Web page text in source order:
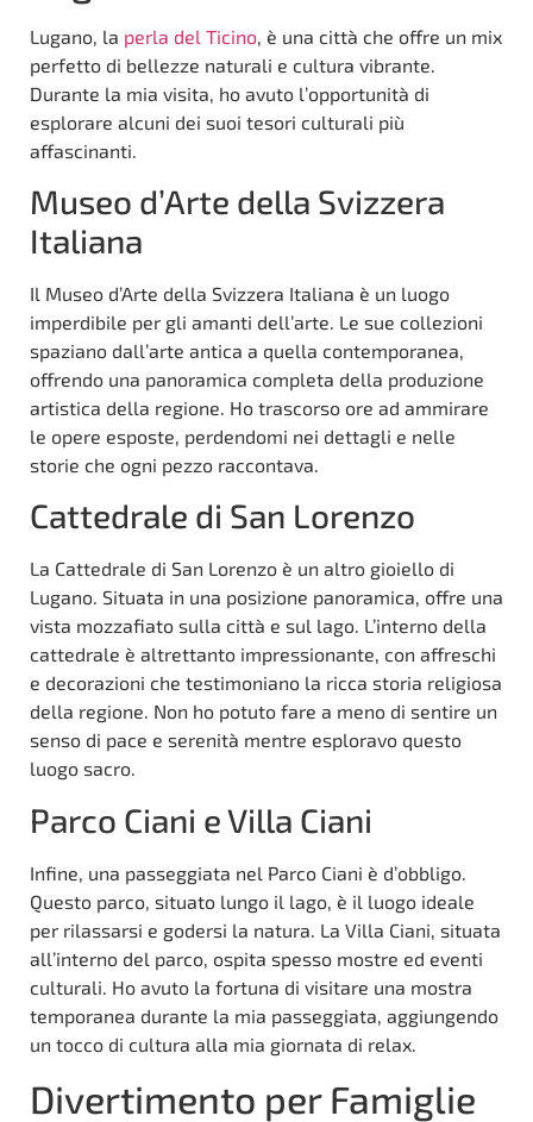
Lugano, la perla del Ticino , è una città che offre un mix
perfetto di bellezze naturali e cultura vibrante.
Durante la mia visita, ho avuto l’opportunità di
esplorare alcuni dei suoi tesori culturali più
affascinanti.
Museo d’Arte della Svizzera
Italiana
Il Museo d’Arte della Svizzera Italiana è un luogo
imperdibile per gli amanti dell’arte. Le sue collezioni
spaziano dall’arte antica a quella contemporanea,
offrendo una panoramica completa della produzione
artistica della regione. Ho trascorso ore ad ammirare
le opere esposte, perdendomi nei dettagli e nelle
storie che ogni pezzo raccontava.
Cattedrale di San Lorenzo
La Cattedrale di San Lorenzo è un altro gioiello di
Lugano. Situata in una posizione panoramica, offre una
vista mozzafiato sulla città e sul lago. L’interno della
cattedrale è altrettanto impressionante, con affreschi
e decorazioni che testimoniano la ricca storia religiosa
della regione. Non ho potuto fare a meno di sentire un
senso di pace e serenità mentre esploravo questo
luogo sacro.
Parco Ciani e Villa Ciani
Infine, una passeggiata nel Parco Ciani è d’obbligo.
Questo parco, situato lungo il lago, è il luogo ideale
per rilassarsi e godersi la natura. La Villa Ciani, situata
all’interno del parco, ospita spesso mostre ed eventi
culturali. Ho avuto la fortuna di visitare una mostra
temporanea durante la mia passeggiata, aggiungendo
un tocco di cultura alla mia giornata di relax.
Divertimento per Famiglie